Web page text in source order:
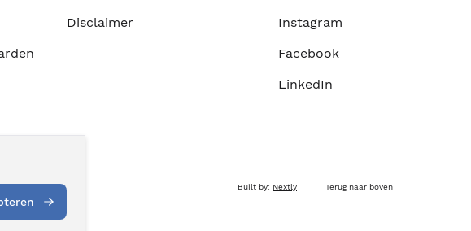
Disclaimer
Instagram
Facebook
LinkedIn
Built by: Nextly Terug naar boven